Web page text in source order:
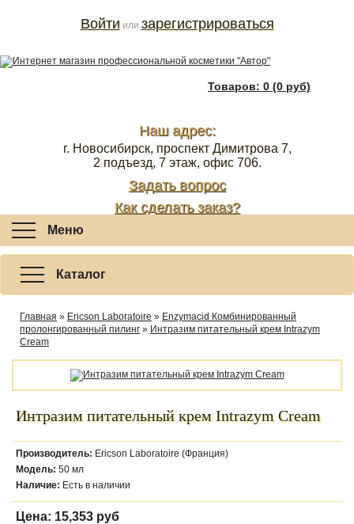
Товаров: 0 (0 руб)
Наш адрес:
г. Новосибирск, проспект Димитрова 7,
2 подъезд, 7 этаж, офис 706.
Задать вопрос
Как сделать заказ?
Войти или зарегистрироваться
Меню
Каталог
Главная » Ericson Laboratoire » Enzymacid Комбинированный
пролонгированный пилинг » Интразим питательный крем Intrazym
Cream
Интразим питательный крем Intrazym Cream
Производитель: Ericson Laboratoire (Франция)
Модель: 50 мл
Наличие: Есть в наличии
Цена: 15,353 руб